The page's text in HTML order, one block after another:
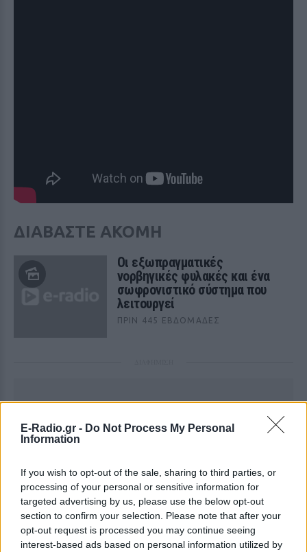
E-Radio.gr - Do Not Process My Personal
Information
If you wish to opt-out of the sale, sharing to third parties, or
processing of your personal or sensitive information for
targeted advertising by us, please use the below opt-out
section to confirm your selection. Please note that after your
opt-out request is processed you may continue seeing
interest-based ads based on personal information utilized by
ΔΙΑΒΑΣΤΕ ΑΚΟΜΗ
Οι εξωπραγματικές
νορβηγικές φυλακές και ένα
σωφρονιστικό σύστημα που
λειτουργεί
ΠΡΙΝ 445 ΕΒΔΟΜΆΔΕΣ